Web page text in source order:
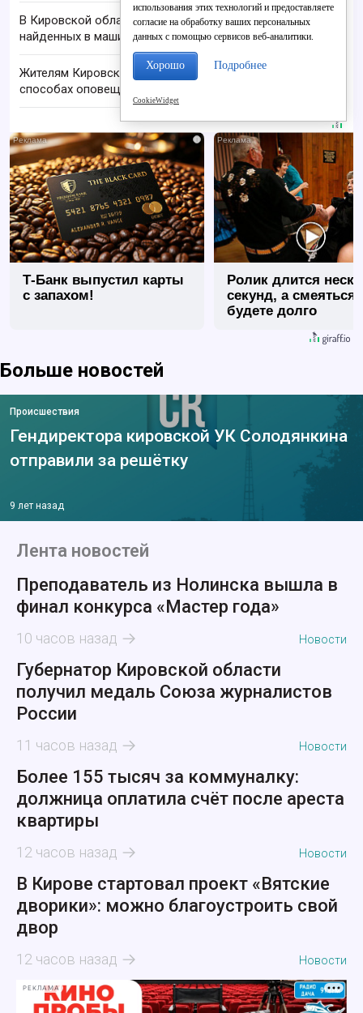
В Кировской области проверяют гибель супругов,
найденных в машине в Вятке
Жителям Кировской области напомнили о
способах оповещения при угрозах
Т-Банк выпустил карты
с запахом!
Ролик длится
секунд, а смеяться
будете долго
Больше новостей
Происшествия
Гендиректора кировской УК Солодянкина
отправили за решётку
9 лет назад
Лента новостей
Преподаватель из Нолинска вышла в
финал конкурса «Мастер года»
10 часов назад Новости
Губернатор Кировской области
получил медаль Союза журналистов
России
11 часов назад Новости
Более 155 тысяч за коммуналку:
должница оплатила счёт после ареста
квартиры
12 часов назад Новости
В Кирове стартовал проект «Вятские
дворики»: можно благоустроить свой
двор
12 часов назад Новости
РЕКЛАМА
использования этих технологий и предоставляете
согласие на обработку ваших персональных
данных с помощью сервисов веб-аналитики.
Хорошо Подробнее
CookieWidget